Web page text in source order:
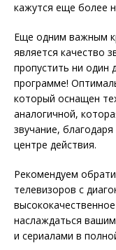
кажутся еще более
Еще одним важным
является качество
пропустить ни
программе!
который оснащен
аналогичной,
звучание,
центре действия.
Рекомендуем
телевизоров с
наслаждаться
и сериалами в